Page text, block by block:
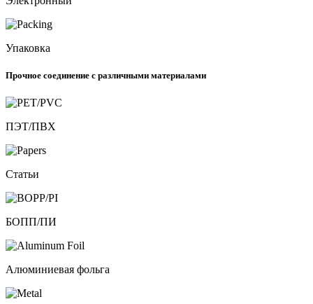
Упаковка
Прочное соединение с различными материалами
ПЭТ/ПВХ
Статьи
БОПП/ПИ
Алюминиевая фольга